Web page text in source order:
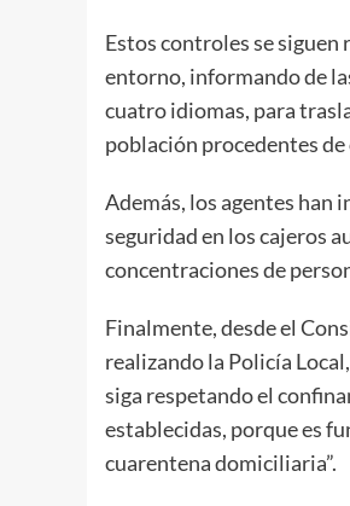
Estos controles se siguen
entorno, informando de
cuatro idiomas, para
población procedentes
Además, los agentes han
seguridad en los cajeros
concentraciones de
Finalmente, desde el
realizando la Policía
siga respetando el
establecidas, porque es
cuarentena domiciliaria”.